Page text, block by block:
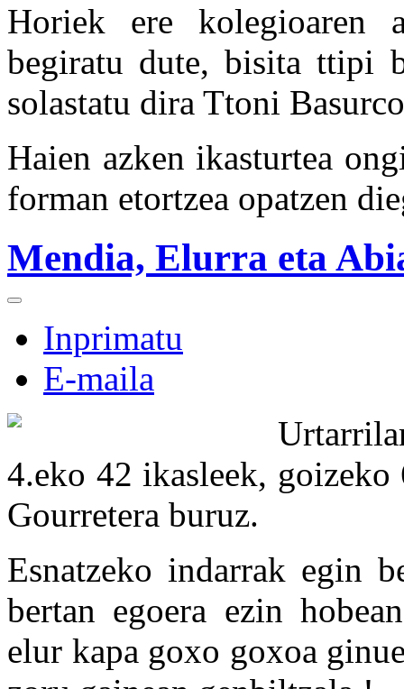
Horiek ere kolegioaren
begiratu dute, bisita ttipi
solastatu dira Ttoni
Haien azken ikasturtea
forman etortzea opatzen
Mendia, Elurra eta
Inprimatu
E-maila
4.eko 42 ikasleek,
Gourretera buruz.
Esnatzeko indarrak egin
bertan egoera ezin
elur kapa goxo goxoa